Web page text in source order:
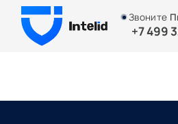
Звоните
+7 499